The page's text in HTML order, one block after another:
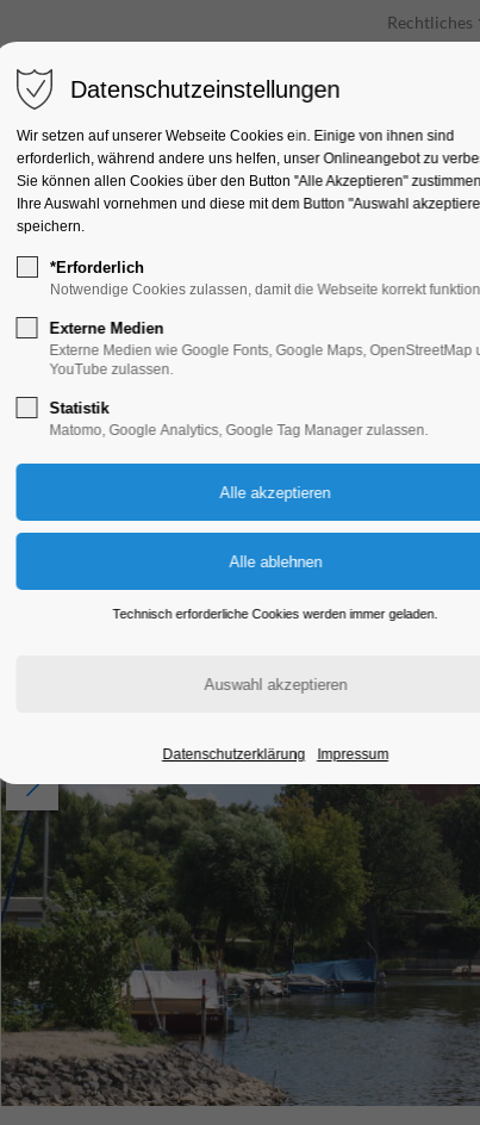
Rechtliches
Unterkünfte Entdecken &
„Mühlenfahrt“
Schiffrundfahrt
18.07.2024, 11:30–13:00
Datenschutzeinstellungen
Wir setzen auf unserer Webseite Cookies ein. Einige von ihnen sind
erforderlich, während andere uns helfen, unser Onlineangebot zu
Sie können allen Cookies über den Button "Alle Akzeptieren"
Ihre Auswahl vornehmen und diese mit dem Button "Auswahl
speichern.
*Erforderlich
Notwendige Cookies zulassen, damit die Webseite korrekt
Externe Medien
Externe Medien wie Google Fonts, Google Maps, OpenStreetMap
YouTube zulassen.
Statistik
Matomo, Google Analytics, Google Tag Manager zulassen.
Technisch erforderliche Cookies werden immer geladen.
Datenschutzerklärung Impressum